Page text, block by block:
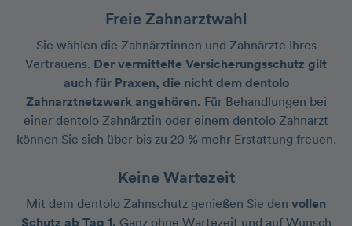
Freie Zahnarztwahl
Sie wählen die Zahnärztinnen und Zahnärzte Ihres
Vertrauens. Der vermittelte Versicherungsschutz gilt
auch für Praxen, die nicht dem dentolo
Zahnarztnetzwerk angehören. Für Behandlungen bei
einer dentolo Zahnärztin oder einem dentolo Zahnarzt
können Sie sich über bis zu 20 % mehr Erstattung freuen.
Keine Wartezeit
Mit dem dentolo Zahnschutz genießen Sie den vollen
Schutz ab Tag 1. Ganz ohne Wartezeit und auf Wunsch